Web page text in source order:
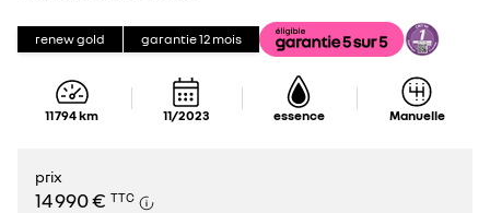
renew gold garantie12 mois
11 794km 11/2023 essence Manuelle
prix
14 990 € TTC